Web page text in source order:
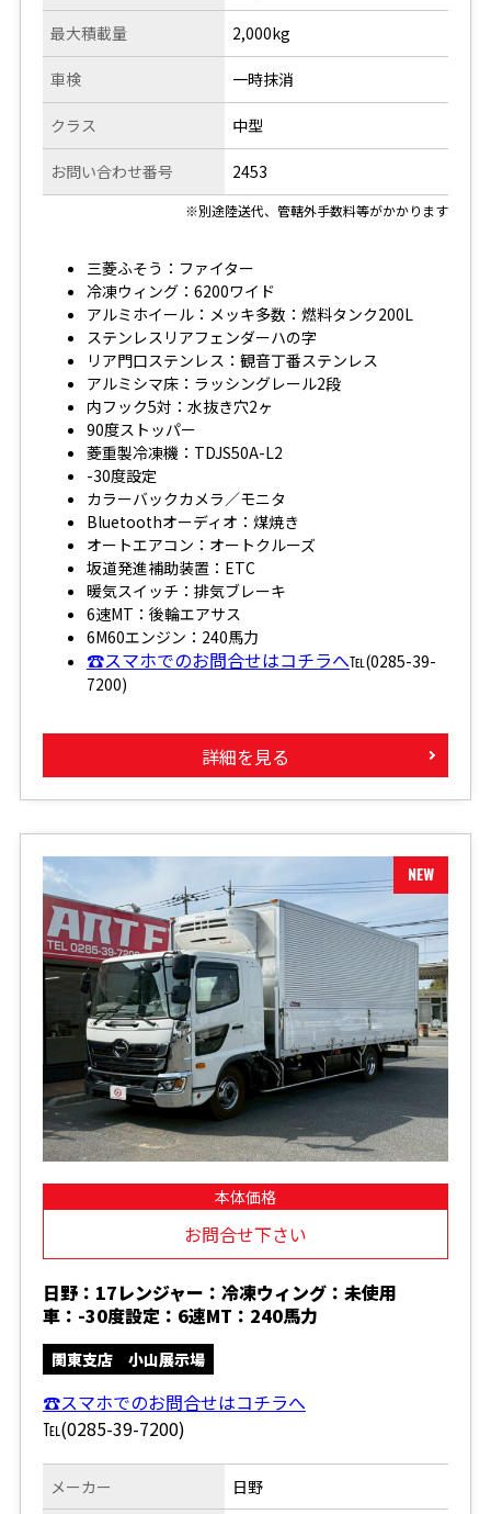
最大積載量
車検
クラス
お問い合わせ番号
2,000kg
一時抹消
中型
2453
※別途陸送代、管轄外手数料等がかかります
三菱ふそう：ファイター
冷凍ウィング：6200ワイド
アルミホイール：メッキ多数：燃料タンク200L
ステンレスリアフェンダーハの字
リア門口ステンレス：観音丁番ステンレス
アルミシマ床：ラッシングレール2段
内フック5対：水抜き穴2ヶ
90度ストッパー
菱重製冷凍機：TDJS50A-L2
-30度設定
カラーバックカメラ／モニタ
Bluetoothオーディオ：煤焼き
オートエアコン：オートクルーズ
坂道発進補助装置：ETC
暖気スイッチ：排気ブレーキ
6速MT：後輪エアサス
6M60エンジン：240馬力
☎スマホでのお問合せはコチラへ℡(0285-39-
7200)
詳細を見る
本体価格
お問合せ下さい
日野：17レンジャー：冷凍ウィング：未使用
車：-30度設定：6速MT：240馬力
関東支店 小山展示場
☎スマホでのお問合せはコチラへ
℡(0285-39-7200)
メーカー 日野